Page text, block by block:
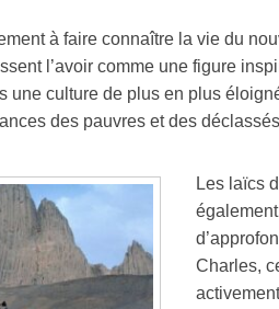
à faire connaître la vie du
l’avoir comme une figure
une culture de plus en plus
des pauvres et des
Les laïcs
Charles,